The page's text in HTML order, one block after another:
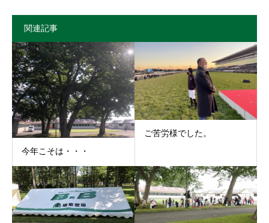
関連記事
今年こそは・・・
ご苦労様でした。